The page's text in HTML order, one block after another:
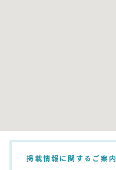
掲載情報に関するご案内